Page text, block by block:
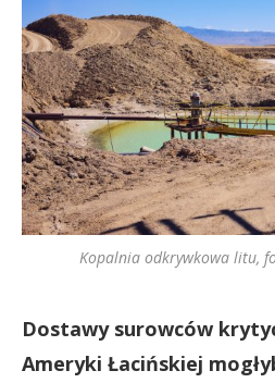
Kopalnia odkrywkowa litu,
Dostawy surowców
Ameryki Łacińskiej